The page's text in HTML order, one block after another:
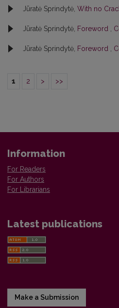
Jūratė Sprindytė, With no
Jūratė Sprindytė, Foreword
Jūratė Sprindytė, Foreword
1 2 > >>
Information
For Readers
For Authors
For Librarians
Latest publications
Make a Submission